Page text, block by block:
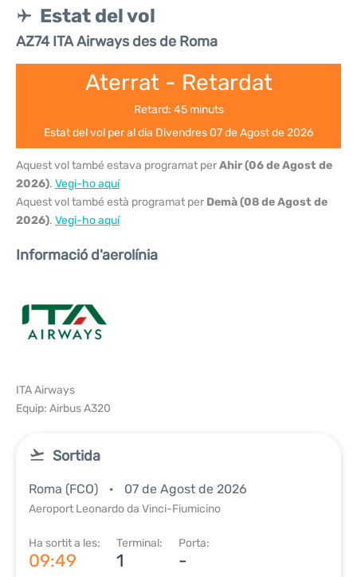
Estat del vol
AZ74 ITA Airways des de Roma
Aterrat - Retardat
Retard: 45 minuts
Estat del vol per al dia Divendres 07 de Agost de 2026
Aquest vol també estava programat perAhir (06 de Agost de
2026). Vegi-ho aquí
Aquest vol també està programat per Demà (08 de Agost de
2026). Vegi-ho aquí
Informació d'aerolínia
ITA Airways
Equip: Airbus A320
Sortida
Roma (FCO) 07 de Agost de 2026
Aeroport Leonardo da Vinci-Fiumicino
Ha sortit a les:
09:49
Terminal:
1
Porta:
-